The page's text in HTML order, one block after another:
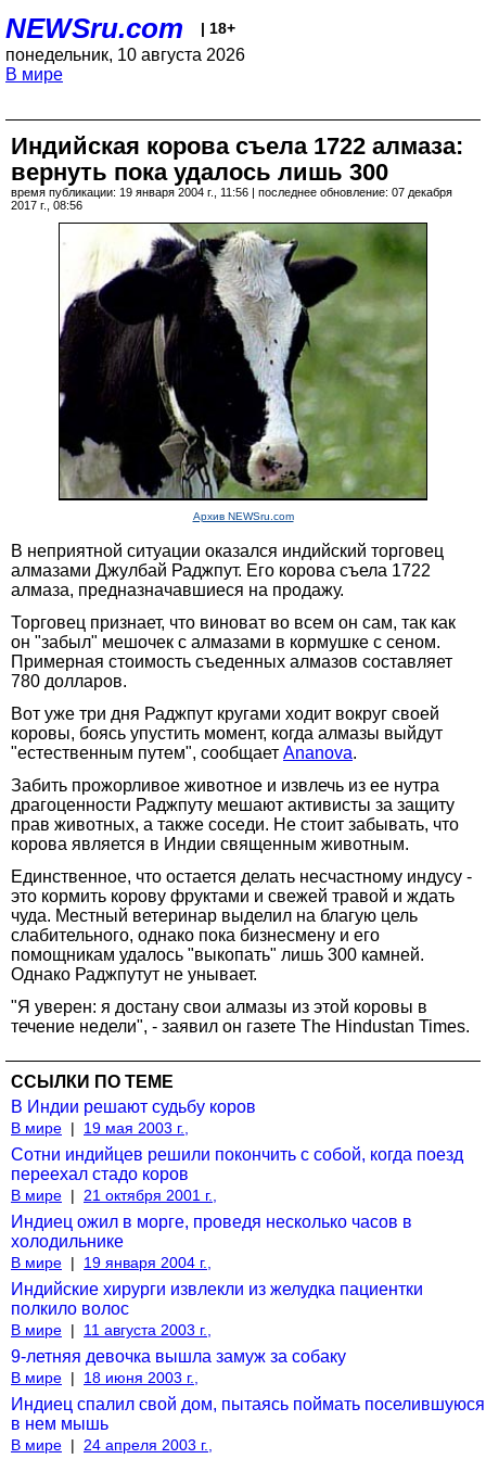
NEWSru.com | 18+
понедельник, 10 августа 2026
В мире
Индийская корова съела 1722 алмаза:
вернуть пока удалось лишь 300
время публикации: 19 января 2004 г., 11:56 | последнее обновление: 07 декабря
2017 г., 08:56
Архив NEWSru.com
В неприятной ситуации оказался индийский торговец
алмазами Джулбай Раджпут. Его корова съела 1722
алмаза, предназначавшиеся на продажу.
Торговец признает, что виноват во всем он сам, так как
он "забыл" мешочек с алмазами в кормушке с сеном.
Примерная стоимость съеденных алмазов составляет
780 долларов.
Вот уже три дня Раджпут кругами ходит вокруг своей
коровы, боясь упустить момент, когда алмазы выйдут
"естественным путем", сообщает Ananova.
Забить прожорливое животное и извлечь из ее нутра
драгоценности Раджпуту мешают активисты за защиту
прав животных, а также соседи. Не стоит забывать, что
корова является в Индии священным животным.
Единственное, что остается делать несчастному индусу -
это кормить корову фруктами и свежей травой и ждать
чуда. Местный ветеринар выделил на благую цель
слабительного, однако пока бизнесмену и его
помощникам удалось "выкопать" лишь 300 камней.
Однако Раджпутут не унывает.
"Я уверен: я достану свои алмазы из этой коровы в
течение недели", - заявил он газете The Hindustan Times.
ССЫЛКИ ПО ТЕМЕ
В Индии решают судьбу коров
В мире | 19 мая 2003 г.,
Сотни индийцев решили покончить с собой, когда поезд
переехал стадо коров
В мире | 21 октября 2001 г.,
Индиец ожил в морге, проведя несколько часов в
холодильнике
В мире | 19 января 2004 г.,
Индийские хирурги извлекли из желудка пациентки
полкило волос
В мире | 11 августа 2003 г.,
9-летняя девочка вышла замуж за собаку
В мире | 18 июня 2003 г.,
Индиец спалил свой дом, пытаясь поймать поселившуюся
в нем мышь
В мире | 24 апреля 2003 г.,